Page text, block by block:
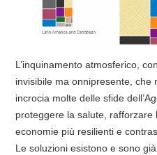
L’inquinamento atmosferico,
invisibile ma onnipresente, che
incrocia molte delle sfide
proteggere la salute,
economie più resilienti e
Le soluzioni esistono e sono